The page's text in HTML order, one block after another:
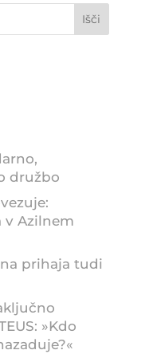
družbo
v Azilnem
prihaja tudi
»Kdo